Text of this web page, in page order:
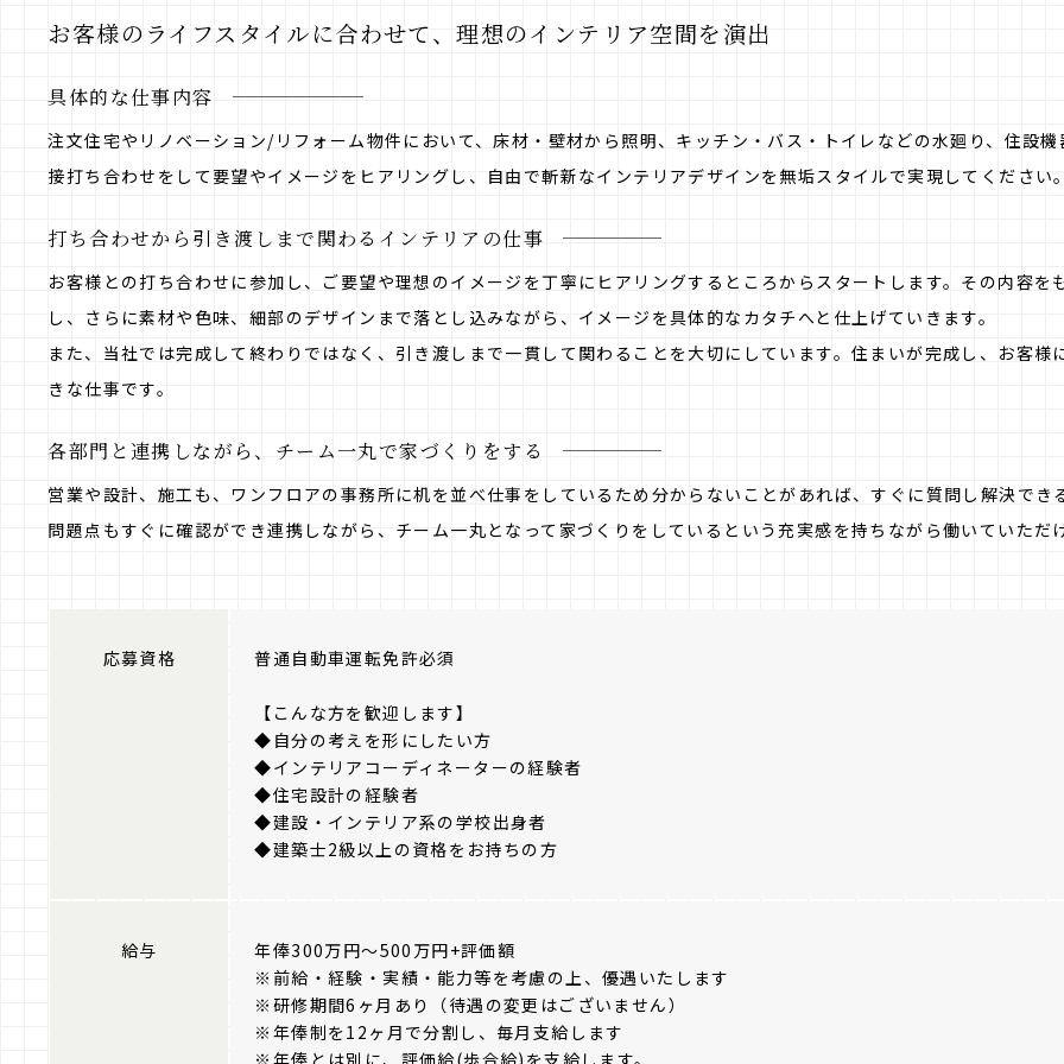
お客様のライフスタイルに合わせて、理想のインテリア空間を演出
具体的な仕事内容
注文住宅やリノベーション/リフォーム物件において、床材・壁材から照明、キッチン・バス・トイレなどの水廻り、住設
接打ち合わせをして要望やイメージをヒアリングし、自由で斬新なインテリアデザインを無垢スタイルで実現してください
打ち合わせから引き渡しまで関わるインテリアの仕事
お客様との打ち合わせに参加し、ご要望や理想のイメージを丁寧にヒアリングするところからスタートします。その内容
し、さらに素材や色味、細部のデザインまで落とし込みながら、イメージを具体的なカタチへと仕上げていきます。
また、当社では完成して終わりではなく、引き渡しまで一貫して関わることを大切にしています。住まいが完成し、お客
きな仕事です。
各部門と連携しながら、チーム一丸で家づくりをする
営業や設計、施工も、ワンフロアの事務所に机を並べ仕事をしているため分からないことがあれば、すぐに質問し解決で
問題点もすぐに確認ができ連携しながら、チーム一丸となって家づくりをしているという充実感を持ちながら働いていただ
応募資格 普通自動車運転免許必須
【こんな方を歓迎します】
◆自分の考えを形にしたい方
◆インテリアコーディネーターの経験者
◆住宅設計の経験者
◆建設・インテリア系の学校出身者
◆建築士2級以上の資格をお持ちの方
給与
年俸300万円～500万円+評価額
※前給・経験・実績・能力等を考慮の上、優遇いたします
※研修期間6ヶ月あり（待遇の変更はございません）
※年俸制を12ヶ月で分割し、毎月支給します
※年俸とは別に、評価給(歩合給)を支給します。